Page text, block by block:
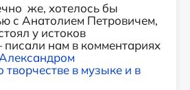
же, хотелось бы
с Анатолием Петровичем,
у истоков
нам в комментариях
Александром
творчестве в музыке и в